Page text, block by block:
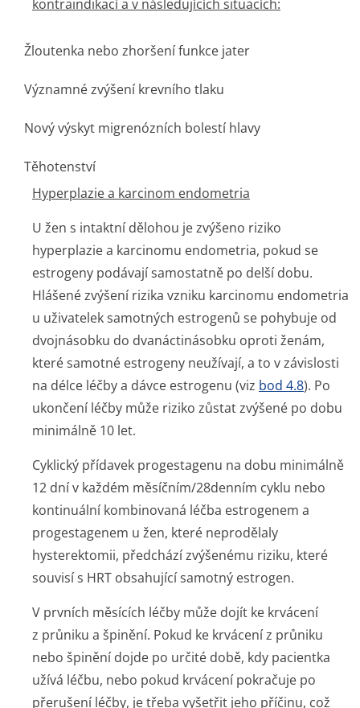
kontraindikací a v následujících situacích:
Žloutenka nebo zhoršení funkce jater
Významné zvýšení krevního tlaku
Nový výskyt migrenózních bolestí hlavy
Těhotenství
Hyperplazie a karcinom endometria
U žen s intaktní dělohou je zvýšeno riziko
hyperplazie a karcinomu endometria, pokud se
estrogeny podávají samostatně po delší dobu.
Hlášené zvýšení rizika vzniku karcinomu endometria
u uživatelek samotných estrogenů se pohybuje od
dvojnásobku do dvanáctinásobku oproti ženám,
které samotné estrogeny neužívají, a to v závislosti
na délce léčby a dávce estrogenu (viz bod 4.8). Po
ukončení léčby může riziko zůstat zvýšené po dobu
minimálně 10 let.
Cyklický přídavek progestagenu na dobu minimálně
12 dní v každém měsíčním/28denním cyklu nebo
kontinuální kombinovaná léčba estrogenem a
progestagenem u žen, které neprodělaly
hysterektomii, předchází zvýšenému riziku, které
souvisí s HRT obsahující samotný estrogen.
V prvních měsících léčby může dojít ke krvácení
z průniku a špinění. Pokud ke krvácení z průniku
nebo špinění dojde po určité době, kdy pacientka
užívá léčbu, nebo pokud krvácení pokračuje po
přerušení léčby, je třeba vyšetřit jeho příčinu, což